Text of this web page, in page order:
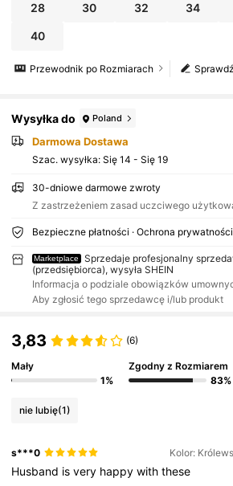
28 30 32 34
40
Przewodnik po Rozmiarach
Wysyłka do Poland
Darmowa Dostawa
Szac. wysyłka: Się 14 - Się 19
30-dniowe darmowe zwroty
Z zastrzeżeniem zasad uczciwego
Bezpieczne płatności · Ochrona prywatności
Marketplace
Sprzedaje profesjonalny
(przedsiębiorca), wysyła SHEIN
Informacja o podziale obowiązków
Aby zgłosić tego sprzedawcę i/lub produkt
3,83 (6)
Mały
1%
Zgodny z Rozmiarem
83%
nie lubię(1)
s***0 Kolor:
Husband isvery happywiththese